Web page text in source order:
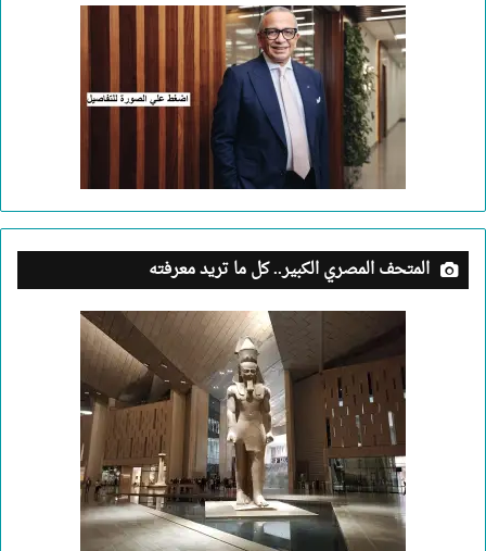
المتحف المصري الكبير.. كل ما تريد معرفته